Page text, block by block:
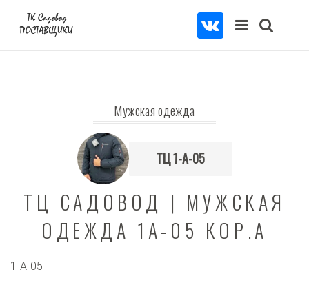
Мужская одежда
ТЦ 1-А-05
ТЦ САДОВОД | МУЖСКАЯ
ОДЕЖДА 1А-05 КОР.А
1-А-05